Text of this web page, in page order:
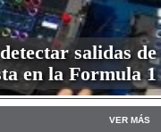
salidas de
en la Formula 1
VER MÁS